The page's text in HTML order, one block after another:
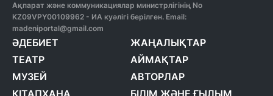
Ақпарат және коммуникациялар министрлігінің No
KZ09VPY00109962 - ИА куәлігі берілген. Email:
madeniportal@gmail.com
ӘДЕБИЕТ
ТЕАТР
МУЗЕЙ
ЖАҢАЛЫҚТАР
АЙМАҚТАР
АВТОРЛАР